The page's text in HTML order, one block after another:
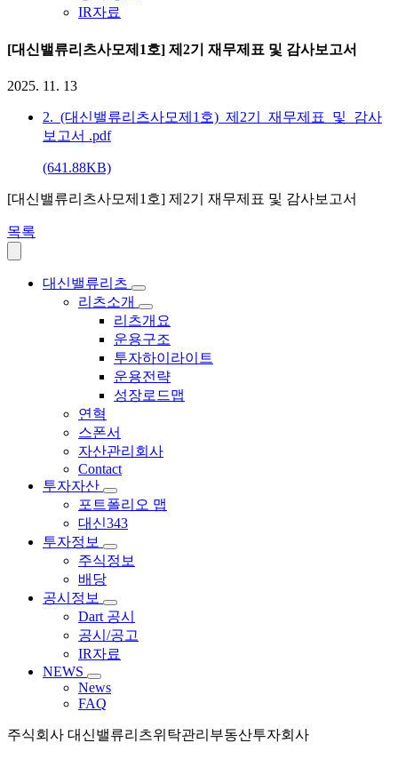
IR자료
[대신밸류리츠사모제1호] 제2기 재무제표 및 감사보고서
2025. 11. 13
2._(대신밸류리츠사모제1호)_제2기_재무제표_및_감사
보고서 .pdf
(641.88KB)
[대신밸류리츠사모제1호] 제2기 재무제표 및 감사보고서
목록
대신밸류리츠
리츠소개
리츠개요
운용구조
투자하이라이트
운용전략
성장로드맵
연혁
스폰서
자산관리회사
Contact
투자자산
포트폴리오 맵
대신343
투자정보
주식정보
배당
공시정보
Dart 공시
공시/공고
IR자료
NEWS
News
FAQ
주식회사 대신밸류리츠위탁관리부동산투자회사